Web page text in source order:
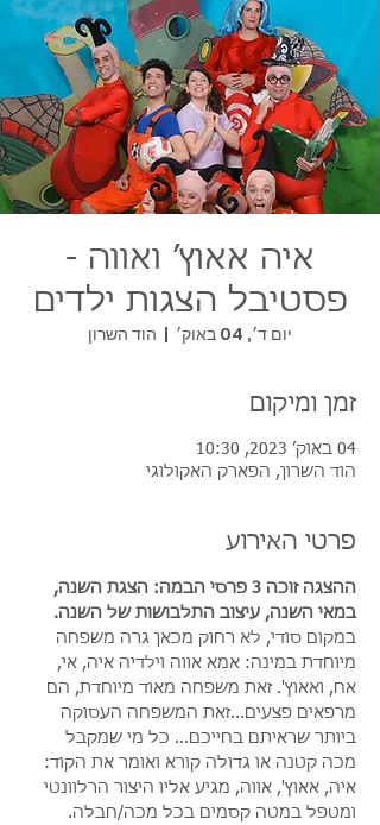
איה אאוץ׳ ואווה -
פסטיבל הצגות ילדים
יום ד׳, 04 באוק׳
  |
הוד השרון
זמן ומיקום
04 באוק׳ 2023, 10:30
הוד השרון, הפארק האקולוגי
פרטי האירוע
ההצגה זוכה 3 פרסי הבמה: הצגת השנה,
במאי השנה, עיצוב התלבושות של השנה.
במקום סודי, לא רחוק מכאן גרה משפחה
מיוחדת במינה: אמא אווה וילדיה איה, אי,
אח, ואאוץ'. זאת משפחה מאוד מיוחדת, הם
מרפאים פצעים...זאת המשפחה העסוקה
ביותר שראיתם בחייכם... כל מי שמקבל
מכה קטנה או גדולה קורא ואומר את הקוד:
איה, אאוץ', אווה, מגיע אליו היצור הרלוונטי
ומטפל במטה קסמים בכל מכה/חבלה.